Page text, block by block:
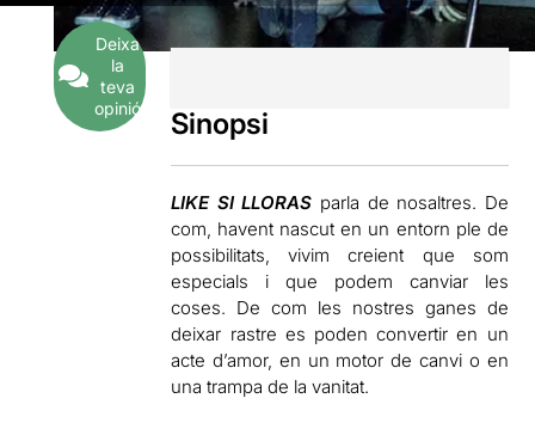
Deixa
la
teva
opinió
Sinopsi
LIKE SI LLORAS parla de nosaltres. De
com, havent nascut en un entorn ple de
possibilitats, vivim creient que som
especials i que podem canviar les
coses. De com les nostres ganes de
deixar rastre es poden convertir en un
acte d’amor, en un motor de canvi o en
una trampa de la vanitat.